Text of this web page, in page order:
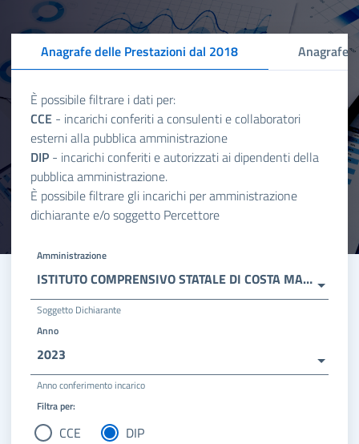
Anagrafe delle Prestazioni dal 2018 Anagrafe
È possibile filtrare i dati per:
CCE - incarichi conferiti a consulenti e collaboratori
esterni alla pubblica amministrazione
DIP - incarichi conferiti e autorizzati ai dipendenti della
pubblica amministrazione.
È possibile filtrare gli incarichi per amministrazione
dichiarante e/o soggetto Percettore
Amministrazione
ISTITUTO COMPRENSIVO STATALE DI COSTA MASNAGA (LC)
Soggetto Dichiarante
Anno
2023
Anno conferimento incarico
Filtra per:
CCE DIP